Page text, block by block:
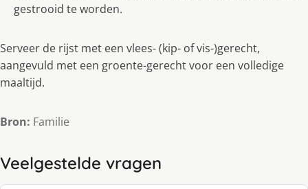
gestrooid te worden.
Serveer de rijst met een vlees- (kip- of vis-)gerecht,
aangevuld met een groente-gerecht voor een volledige
maaltijd.
Bron: Familie
Veelgestelde vragen